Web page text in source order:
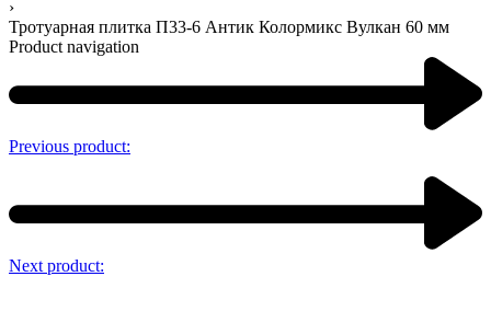
›
Тротуарная плитка П33-6 Антик Колормикс Вулкан 60 мм
Product navigation
Previous product:
Next product: